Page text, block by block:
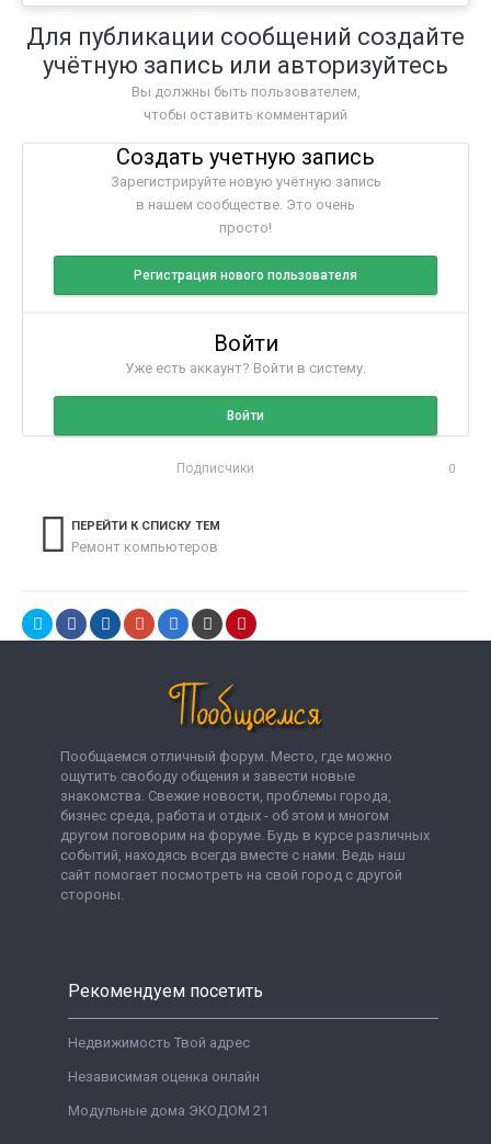
Для публикации сообщений создайте
учётную запись или авторизуйтесь
Вы должны быть пользователем,
чтобы оставить комментарий
Создать учетную запись
Зарегистрируйте новую учётную запись
в нашем сообществе. Это очень
просто!
Регистрация нового пользователя
Войти
Уже есть аккаунт? Войти в систему.
Войти
Подписчики 0
ПЕРЕЙТИ К СПИСКУ ТЕМ
Ремонт компьютеров
Пообщаемся отличный форум. Место, где можно
ощутить свободу общения и завести новые
знакомства. Свежие новости, проблемы города,
бизнес среда, работа и отдых - об этом и многом
другом поговорим на форуме. Будь в курсе различных
событий, находясь всегда вместе с нами. Ведь наш
сайт помогает посмотреть на свой город с другой
стороны.
Рекомендуем посетить
Недвижимость Твой адрес
Независимая оценка онлайн
Модульные дома ЭКОДОМ 21